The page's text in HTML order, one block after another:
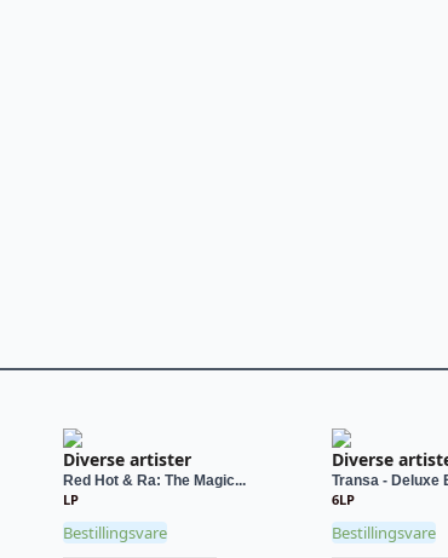
Diverse artister
Red Hot & Ra: The Magic...
LP
Bestillingsvare
Diverse
Transa - Deluxe
6LP
Bestillingsvare